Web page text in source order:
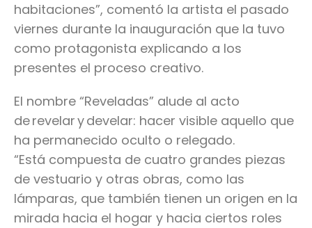
habitaciones”, comentó la artista el pasado
viernes durante la inauguración que la tuvo
como protagonista explicando a los
presentes el proceso creativo.
El nombre “Reveladas” alude al acto
de revelar y develar: hacer visible aquello que
ha permanecido oculto o relegado.
“Está compuesta de cuatro grandes piezas
de vestuario y otras obras, como las
lámparas, que también tienen un origen en la
mirada hacia el hogar y hacia ciertos roles